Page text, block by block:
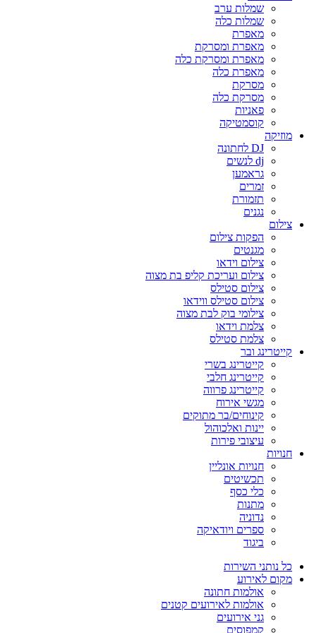
שמלות ערב
שמלות כלה
מאפרת
מאפרת ומסרקת
מאפרת ומסרקת כלה
מאפרת כלה
מסרקת
מסרקת כלה
פאניות
קוסמטיקה
מוזיקה
DJ לחתונה
dj לנשים
גראמען
זמרים
תזמורת
נגנים
צילום
הפקות צילום
מגנטים
צילום וידאו
צילום ועריכת קליפ בת מצוה
צילום סטילס
צילום סטילס ווידאו
צילומי בוק לבת מצוה
צלמת וידאו
צלמת סטילס
קייטרינג ובר
קייטרינג בשרי
קייטרינג חלבי
קייטרינג פרווה
מגשי אירוח
קינוחים/בר מתוקים
יינות ואלכוהול
עיצובי פירות
חנויות
חנויות אונליין
תכשיטים
כלי כסף
מתנות
נדוניה
ספרים ויודאיקה
ביגוד
כל נותני השירות
מקום לאירוע
אולמות חתונה
אולמות לאירועים קטנים
גני אירועים
קמפוסים